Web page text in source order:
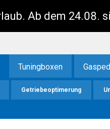
Ab dem 24.08.
Tuningboxen
Getriebeoptimerung